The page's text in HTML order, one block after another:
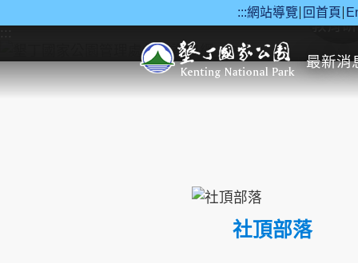
:::網站導覽 回首頁
最新消
::: 教育
社頂部落